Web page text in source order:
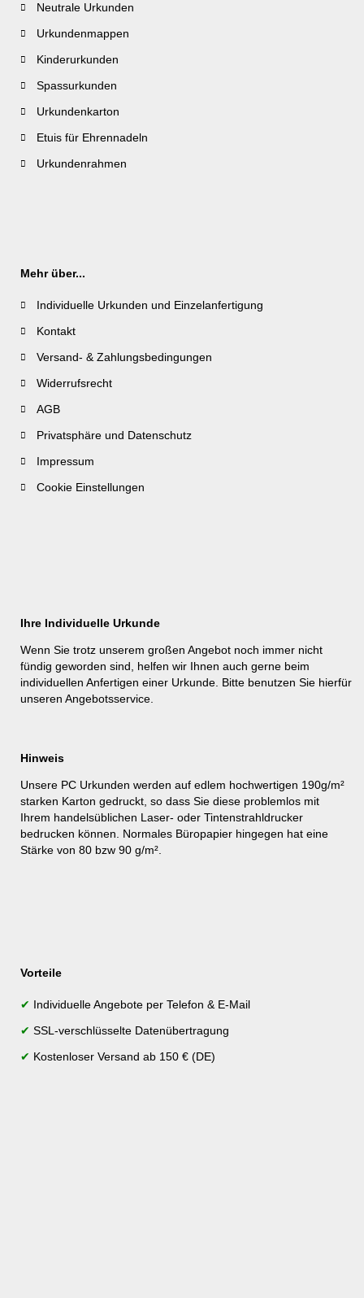
Neutrale Urkunden
Urkundenmappen
Kinderurkunden
Spassurkunden
Urkundenkarton
Etuis für Ehrennadeln
Urkundenrahmen
Mehr über...
Individuelle Urkunden und Einzelanfertigung
Kontakt
Versand- & Zahlungsbedingungen
Widerrufsrecht
AGB
Privatsphäre und Datenschutz
Impressum
Cookie Einstellungen
Ihre Individuelle Urkunde
Wenn Sie trotz unserem großen Angebot noch immer nicht
fündig geworden sind, helfen wir Ihnen auch gerne beim
individuellen Anfertigen einer Urkunde. Bitte benutzen Sie hierfür
unseren Angebotsservice
Hinweis
Unsere PC Urkunden werden auf edlem hochwertigen 190g/m²
starken Karton gedruckt, so dass Sie diese problemlos mit
Ihrem handelsüblichen Laser- oder Tintenstrahldrucker
bedrucken können. Normales Büropapier hingegen hat eine
Stärke von 80 bzw 90 g/m².
Vorteile
✔ Individuelle Angebote per Telefon & E-Mail
✔ SSL-verschlüsselte Datenübertragung
✔ Kostenloser Versand ab 150 € (DE)